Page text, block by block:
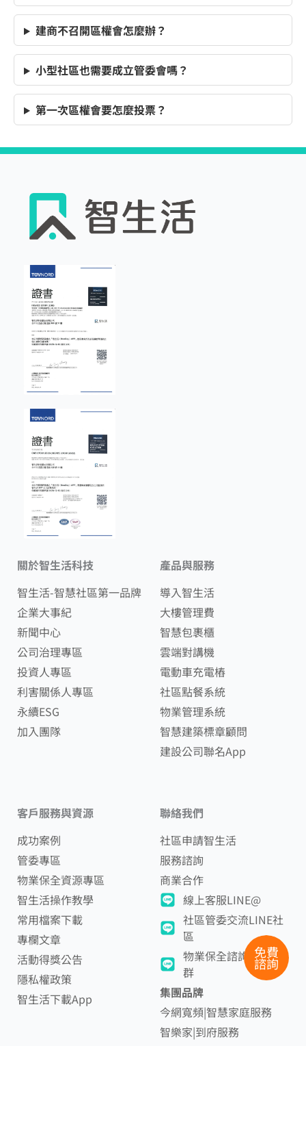
免費
諮詢
建商不召開區權會怎麼辦？
小型社區也需要成立管委會嗎？
第一次區權會要怎麼投票？
關於智生活科技
智生活-智慧社區第一品牌
企業大事紀
新聞中心
公司治理專區
投資人專區
利害關係人專區
永續ESG
加入團隊
產品與服務
導入智生活
大樓管理費
智慧包裹櫃
雲端對講機
電動車充電樁
社區點餐系統
物業管理系統
智慧建築標章顧問
建設公司聯名App
客戶服務與資源
成功案例
管委專區
物業保全資源專區
智生活操作教學
常用檔案下載
專欄文章
活動得獎公告
隱私權政策
智生活下載App
聯絡我們
社區申請智生活
服務諮詢
商業合作
線上客服LINE@
社區管委交流LINE社
區
物業保全諮詢LINE社
群
集團品牌
今網寬頻|智慧家庭服務
智樂家|到府服務